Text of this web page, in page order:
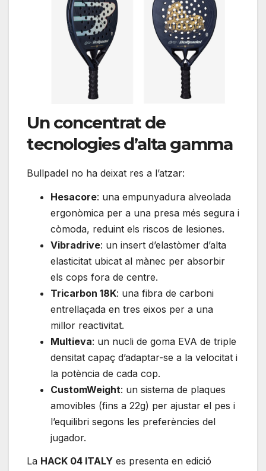
Un concentrat de
tecnologies d’alta gamma
Bullpadel no ha deixat res a l’atzar:
Hesacore: una empunyadura alveolada
ergonòmica per a una presa més segura i
còmoda, reduint els riscos de lesiones.
Vibradrive: un insert d’elastòmer d’alta
elasticitat ubicat al mànec per absorbir
els cops fora de centre.
Tricarbon 18K: una fibra de carboni
entrellaçada en tres eixos per a una
millor reactivitat.
Multieva: un nucli de goma EVA de triple
densitat capaç d’adaptar-se a la velocitat i
la potència de cada cop.
CustomWeight: un sistema de plaques
amovibles (fins a 22g) per ajustar el pes i
l’equilibri segons les preferències del
jugador.
La HACK 04 ITALY es presenta en edició